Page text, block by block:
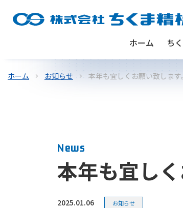
ホーム ち
ホーム お知らせ 本年も宜しくお願い致します
News
本年も宜しく
2025.01.06 お知らせ